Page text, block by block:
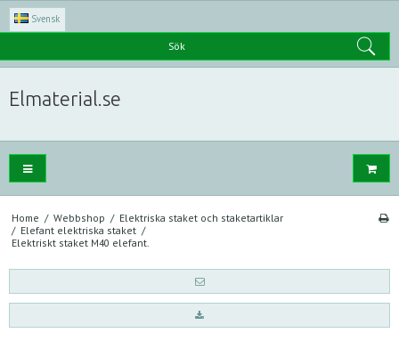
Svensk
Sök
Elmaterial.se
Home / Webbshop / Elektriska staket och staketartiklar
/ Elefant elektriska staket /
Elektriskt staket M40 elefant.